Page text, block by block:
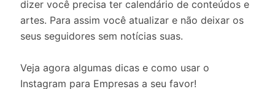
dizer você precisa ter calendário de conteúdos e
artes. Para assim você atualizar e não deixar os
seus seguidores sem notícias suas.
Veja agora algumas dicas e como usar o
Instagram para Empresas a seu favor!